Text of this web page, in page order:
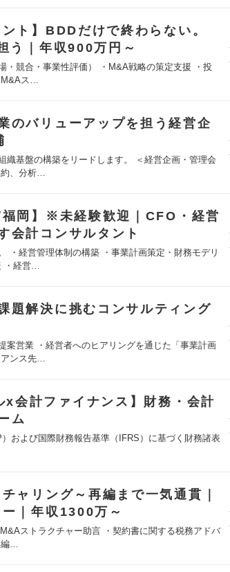
ト】BDDだけで終わらない。
う｜年収900万円～
・競合・事業性評価） ・M&A戦略の策定支援 ・投
M&Aス…
のバリューアップを担う経営企
織基盤の構築をリードします。 ＜経営企画・管理会
約、分析…
福岡】※未経験歓迎｜CFO・経営
会計コンサルタント
・経営管理体制の構築 ・事業計画策定・財務モデリ
・経営…
題解決に挑むコンサルティング
案営業 ・経営者へのヒアリングを通じた「事業計画
アンス先…
x会計ファイナンス】財務・会計
ム
および国際財務報告基準（IFRS）に基づく財務諸表
ャリング～再編まで一気通貫｜
｜年収1300万～
ストラクチャー助言 ・契約書に関する税務アドバ
編…